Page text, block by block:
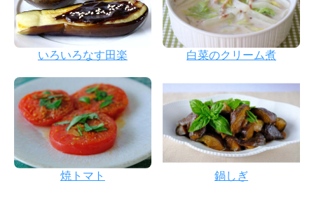
いろいろなす田楽 白菜のクリーム煮
焼トマト 鍋しぎ